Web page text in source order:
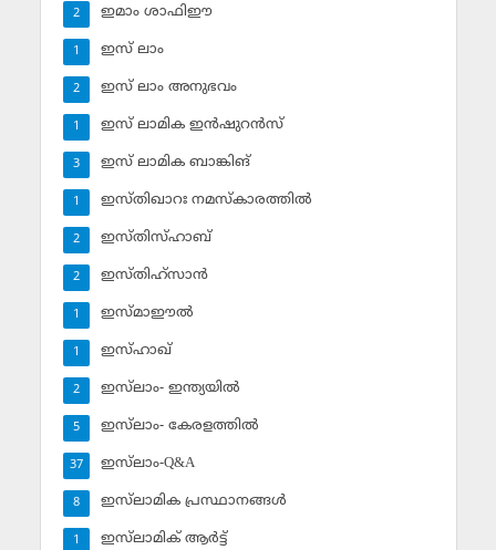
ഇമാം ശാഫിഈ
2
ഇസ് ലാം
1
ഇസ് ലാം അനുഭവം
2
ഇസ് ലാമിക ഇന്‍ഷുറന്‍സ്‌
1
ഇസ് ലാമിക ബാങ്കിങ്‌
3
ഇസ്തിഖാറഃ നമസ്‌കാരത്തില്‍
1
ഇസ്തിസ്ഹാബ്
2
ഇസ്തിഹ്‌സാന്‍
2
ഇസ്മാഈല്‍
1
ഇസ്ഹാഖ്‌
1
ഇസ്‌ലാം- ഇന്ത്യയില്‍
2
ഇസ്‌ലാം- കേരളത്തില്‍
5
ഇസ്‌ലാം-Q&A
37
ഇസ്‌ലാമിക പ്രസ്ഥാനങ്ങള്‍
8
ഇസ്‌ലാമിക് ആര്‍ട്ട്
1